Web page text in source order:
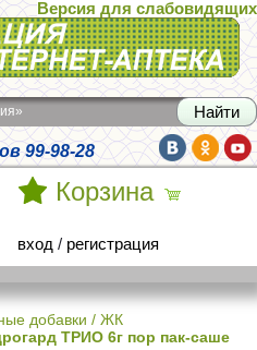
Версия для слабовидящих
99-98-28
Корзина
вход / регистрация
добавки / ЖК
ТРИО 6г пор пак-саше